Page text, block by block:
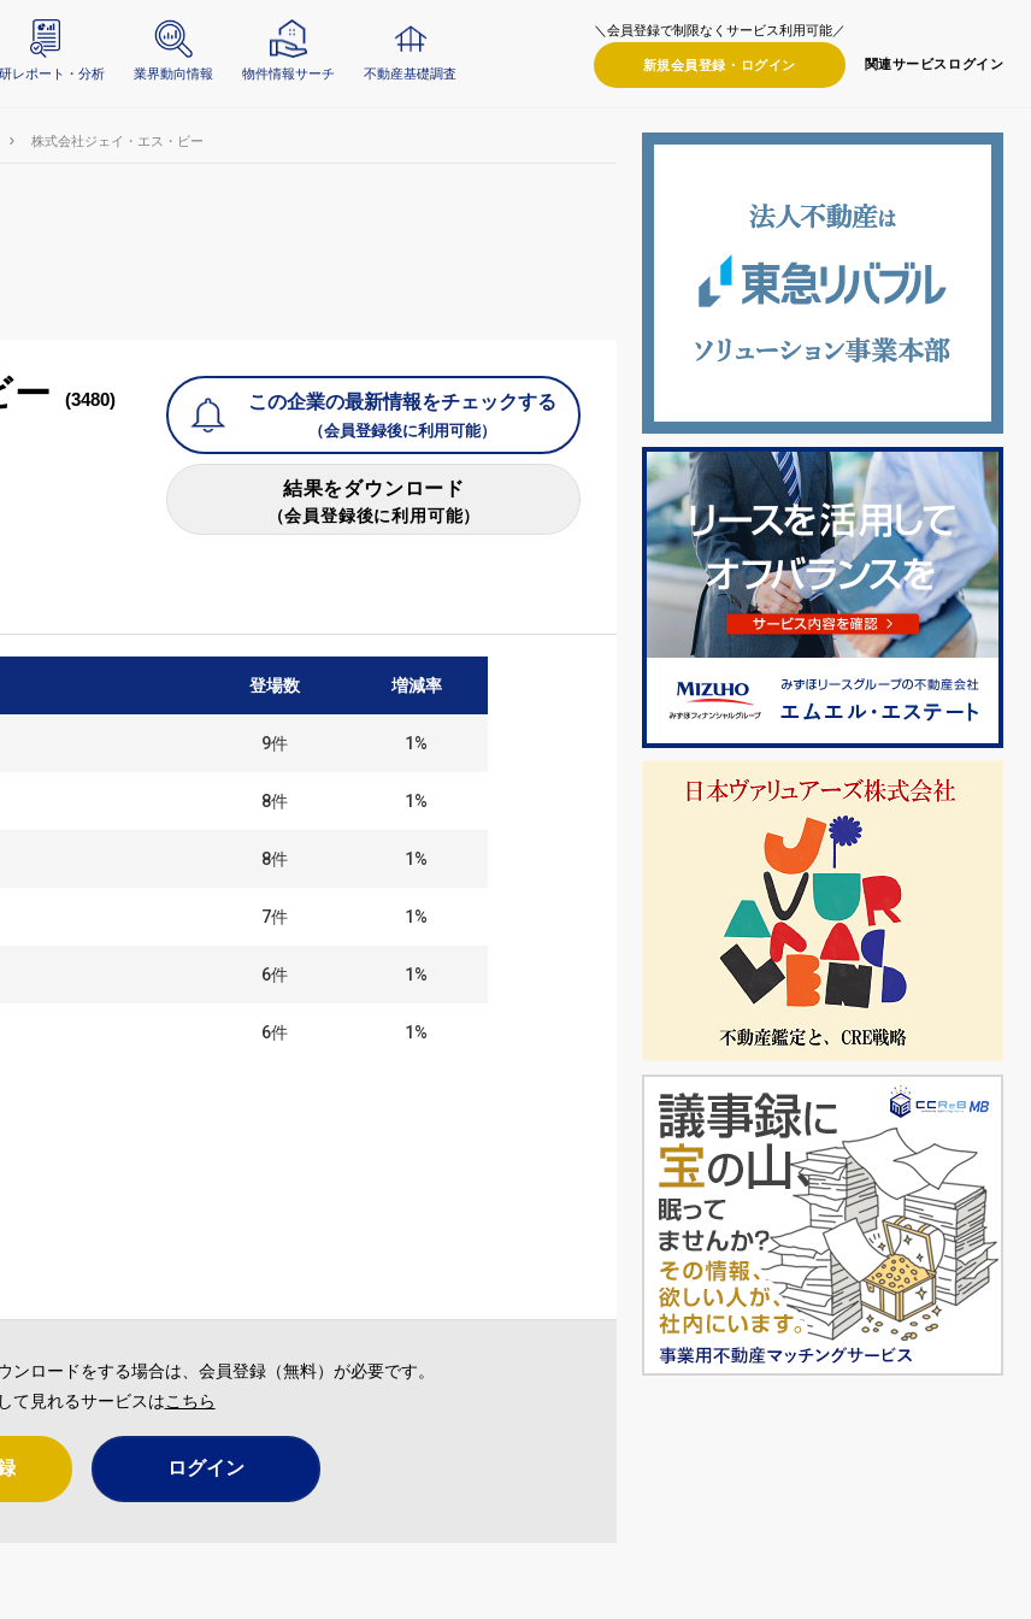
レポート・分析 業界動向情報 物件情報サーチ 不動産基礎調査
＼会員登録で制限なくサービス利用可能／
新規会員登録・ ログイン 関連サービス ログイン
株式会社ジェイ・エス・ビー
ー (3480) この企業の最新情報をチェックする
（会員登録後に利用可能）
結果をダウンロード
（会員登録後に利用可能）
登場数 増減率
9件 1%
8件 1%
8件 1%
7件 1%
6件 1%
6件 1%
ロードをする場合は、会員登録（無料）が必要です。
て見れるサービスはこちら
ログイン